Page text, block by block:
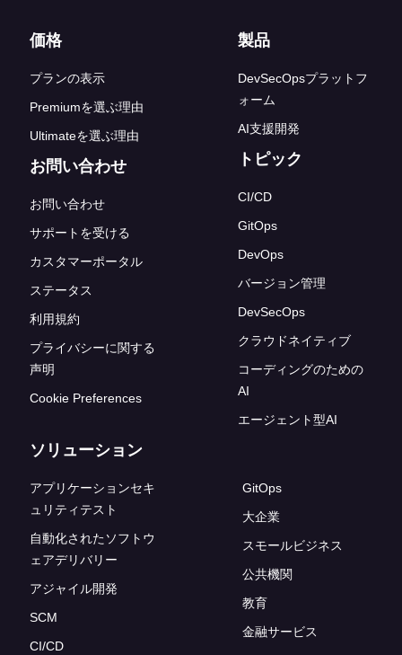
フッターリンク
価格
プランの表示
Premiumを選ぶ理由
Ultimateを選ぶ理由
お問い合わせ
お問い合わせ
サポートを受ける
カスタマーポータル
ステータス
利用規約
プライバシーに関する
声明
Cookie Preferences
製品
DevSecOpsプラットフ
ォーム
AI支援開発
トピック
CI/CD
GitOps
DevOps
バージョン管理
DevSecOps
クラウドネイティブ
コーディングのための
AI
エージェント型AI
ソリューション
アプリケーションセキ
ュリティテスト
自動化されたソフトウ
ェアデリバリー
アジャイル開発
SCM
CI/CD
GitOps
大企業
スモールビジネス
公共機関
教育
金融サービス